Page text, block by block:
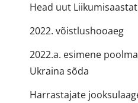
Head uut
2022. võistlushooaeg
2022.a. esimene
Ukraina sõda
Harrastajate